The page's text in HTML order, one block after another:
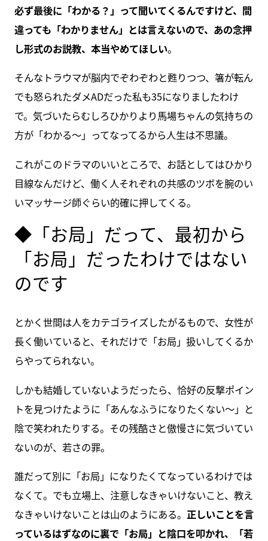
必ず最後に「わかる？」って聞いてくるんですけど、間
違っても「わかりません」とは言えないので、あの念押
し形式のお説教、本当やめてほしい。
そんなトラウマが脳内でぞわぞわと甦りつつ、箸が転ん
でも怒られたダメADだった私も35になりましたわけ
で。気づいたらむしろひかりより馬場ちゃんの気持ちの
方が「わかる～」ってなってるから人生は不思議。
これがこのドラマのいいところで、お話としてはひかり
目線なんだけど、働く人それぞれの共感のツボを腕のい
いマッサージ師ぐらい的確に押してくる。
◆「お局」だって、最初から
「お局」だったわけではない
のです
とかく世間は人をカテゴライズしたがるもので、女性が
長く働いていると、それだけで「お局」扱いしてくるか
らやってられない。
しかも結婚していないようだったら、恰好の反撃ポイン
トを見つけたように「あんなふうになりたくない～」と
陰で笑われたりする。その残酷さと傲慢さに気づいてい
ないのが、若さの罪。
誰だって別に「お局」になりたくてなっているわけでは
なくて。でも立場上、注意しなきゃいけないこと、教え
なきゃいけないことは山のようにある。 正しいことを言
っているはずなのに裏で「お局」と陰口を叩かれ、「若